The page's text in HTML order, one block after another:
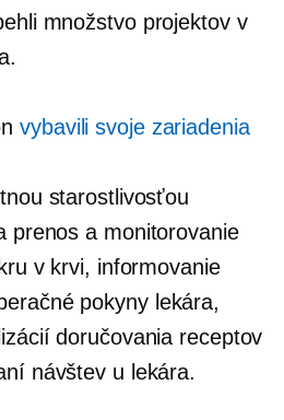
množstvo projektov v
vybavili svoje zariadenia
starostlivosťou
prenos a monitorovanie
v krvi, informovanie
pokyny lekára,
doručovania receptov
návštev u lekára.